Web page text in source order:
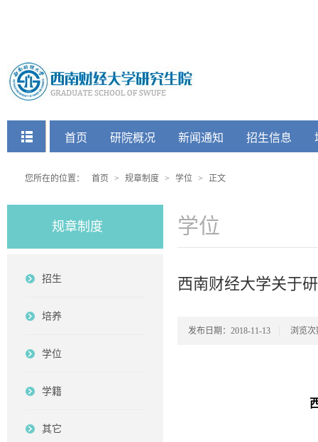
快捷菜单
首页 研院概况 新闻通知 招生信息
您所在的位置： 首页 > 规章制度 > 学位 > 正文
规章制度
招生
培养
学位
学籍
其它
学位
西南财经大学关于
发布日期：2018-11-13 浏览次